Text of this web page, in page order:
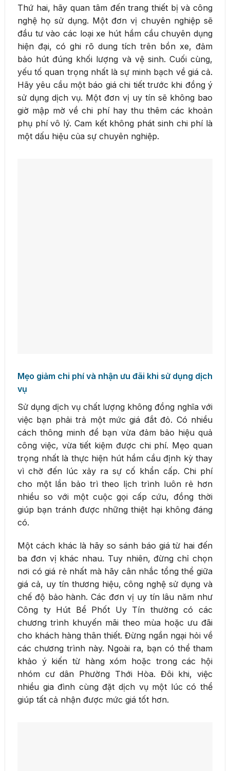
Thứ hai, hãy quan tâm đến trang thiết bị và công
nghệ họ sử dụng. Một đơn vị chuyên nghiệp sẽ
đầu tư vào các loại xe hút hầm cầu chuyên dụng
hiện đại, có ghi rõ dung tích trên bồn xe, đảm
bảo hút đúng khối lượng và vệ sinh. Cuối cùng,
yếu tố quan trọng nhất là sự minh bạch về giá cả.
Hãy yêu cầu một báo giá chi tiết trước khi đồng ý
sử dụng dịch vụ. Một đơn vị uy tín sẽ không bao
giờ mập mờ về chi phí hay thu thêm các khoản
phụ phí vô lý. Cam kết không phát sinh chi phí là
một dấu hiệu của sự chuyên nghiệp.
Mẹo giảm chi phí và nhận ưu đãi khi sử dụng dịch
vụ
Sử dụng dịch vụ chất lượng không đồng nghĩa với
việc bạn phải trả một mức giá đắt đỏ. Có nhiều
cách thông minh để bạn vừa đảm bảo hiệu quả
công việc, vừa tiết kiệm được chi phí. Mẹo quan
trọng nhất là thực hiện hút hầm cầu định kỳ thay
vì chờ đến lúc xảy ra sự cố khẩn cấp. Chi phí
cho một lần bảo trì theo lịch trình luôn rẻ hơn
nhiều so với một cuộc gọi cấp cứu, đồng thời
giúp bạn tránh được những thiệt hại không đáng
có.
Một cách khác là hãy so sánh báo giá từ hai đến
ba đơn vị khác nhau. Tuy nhiên, đừng chỉ chọn
nơi có giá rẻ nhất mà hãy cân nhắc tổng thể giữa
giá cả, uy tín thương hiệu, công nghệ sử dụng và
chế độ bảo hành. Các đơn vị uy tín lâu năm như
Công ty Hút Bể Phốt Uy Tín thường có các
chương trình khuyến mãi theo mùa hoặc ưu đãi
cho khách hàng thân thiết. Đừng ngần ngại hỏi về
các chương trình này. Ngoài ra, bạn có thể tham
khảo ý kiến từ hàng xóm hoặc trong các hội
nhóm cư dân Phường Thới Hòa. Đôi khi, việc
nhiều gia đình cùng đặt dịch vụ một lúc có thể
giúp tất cả nhận được mức giá tốt hơn.